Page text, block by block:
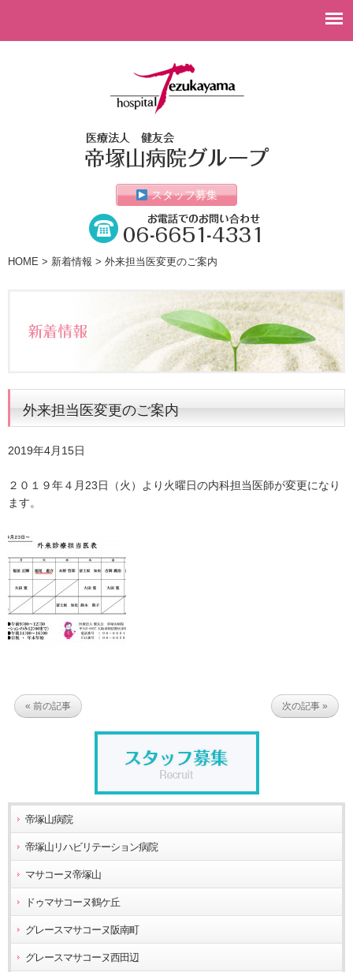
スタッフ募集
HOME > 新着情報 > 外来担当医変更のご案内
外来担当医変更のご案内
2019年4月15日
２０１９年４月23日（火）より火曜日の内科担当医師が変更になり
ます。
« 前の記事 次の記事 »
帝塚山病院
帝塚山リハビリテーション病院
マサコーヌ帝塚山
ドゥマサコーヌ鶴ケ丘
グレースマサコーヌ阪南町
グレースマサコーヌ西田辺